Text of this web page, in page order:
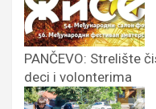
PANČEVO: Strelište
deci i volonterima